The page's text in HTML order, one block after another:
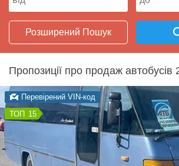
Розширений Пошук
Пропозиції про продаж автобусів
Перевірений VIN-код
15